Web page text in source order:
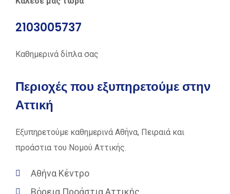
2103005737
Καθημερινά δίπλα σας
Περιοχές που εξυπηρετούμε στην
Αττική
Εξυπηρετούμε καθημερινά Αθήνα, Πειραιά και
προάστια του Νομού Αττικής.
Αθήνα Κέντρο
Βόρεια Προάστια Αττικής